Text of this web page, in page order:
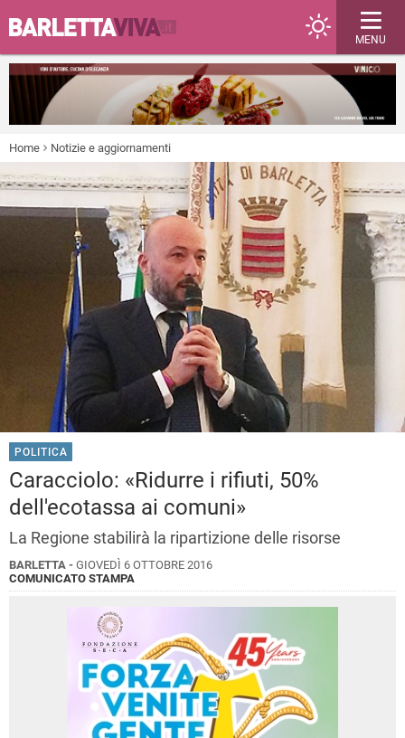
MENU
Home Notizie e aggiornamenti
POLITICA
Caracciolo: «Ridurre i rifiuti, 50%
dell'ecotassa ai comuni»
La Regione stabilirà la ripartizione delle risorse
BARLETTA - GIOVEDÌ 6 OTTOBRE 2016
COMUNICATO STAMPA